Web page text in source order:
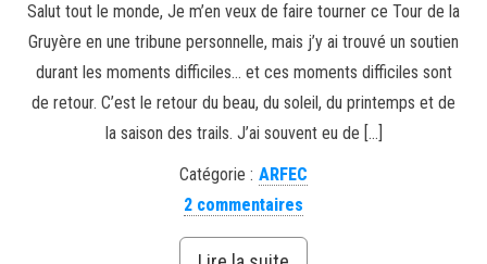
Salut tout le monde, Je m’en veux de faire tourner ce Tour de la
Gruyère en une tribune personnelle, mais j’y ai trouvé un soutien
durant les moments difficiles… et ces moments difficiles sont
de retour. C’est le retour du beau, du soleil, du printemps et de
la saison des trails. J’ai souvent eu de […]
Catégorie : ARFEC
2 commentaires